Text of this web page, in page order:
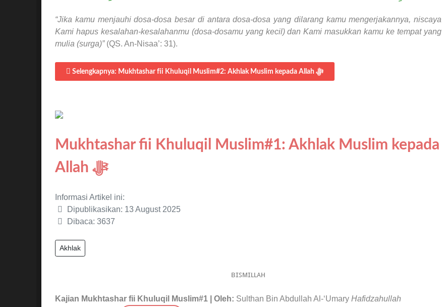
“Jika kamu menjauhi dosa-dosa besar di antara dosa-dosa yang dilarang kamu mengerjakannya, niscaya
Kami hapus kesalahan-kesalahanmu (dosa-dosamu yang kecil) dan Kami masukkan kamu ke tempat yang
mulia (surga)”(QS. An-Nisaa’: 31).
Selengkapnya: Mukhtashar fii Khuluqil Muslim#2: Akhlak Muslim kepada Allah ﷻ
Mukhtashar fii Khuluqil Muslim#1: Akhlak Muslim kepada
Allah ﷻ
Informasi Artikel ini:
Dipublikasikan: 13 August 2025
Dibaca: 3637
Akhlak
ʙɪꜱᴍɪʟʟᴀʜ
Kajian Mukhtashar fii Khuluqil Muslim#1 | Oleh: Sulthan Bin Abdullah Al-‘Umary Hafidzahullah